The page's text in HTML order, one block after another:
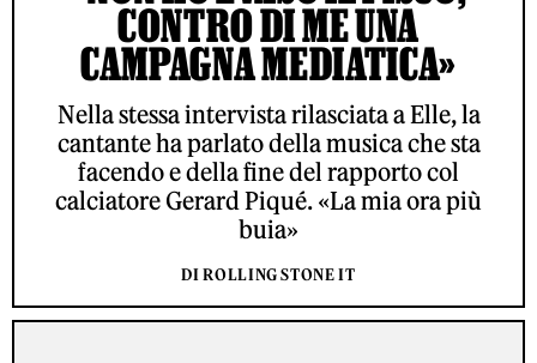
CONTRO DI ME UNA
CAMPAGNA MEDIATICA»
Nella stessa intervista rilasciata a Elle, la
cantante ha parlato della musica che sta
facendo e della fine del rapporto col
calciatore Gerard Piqué. «La mia ora più
buia»
DI ROLLING STONE IT